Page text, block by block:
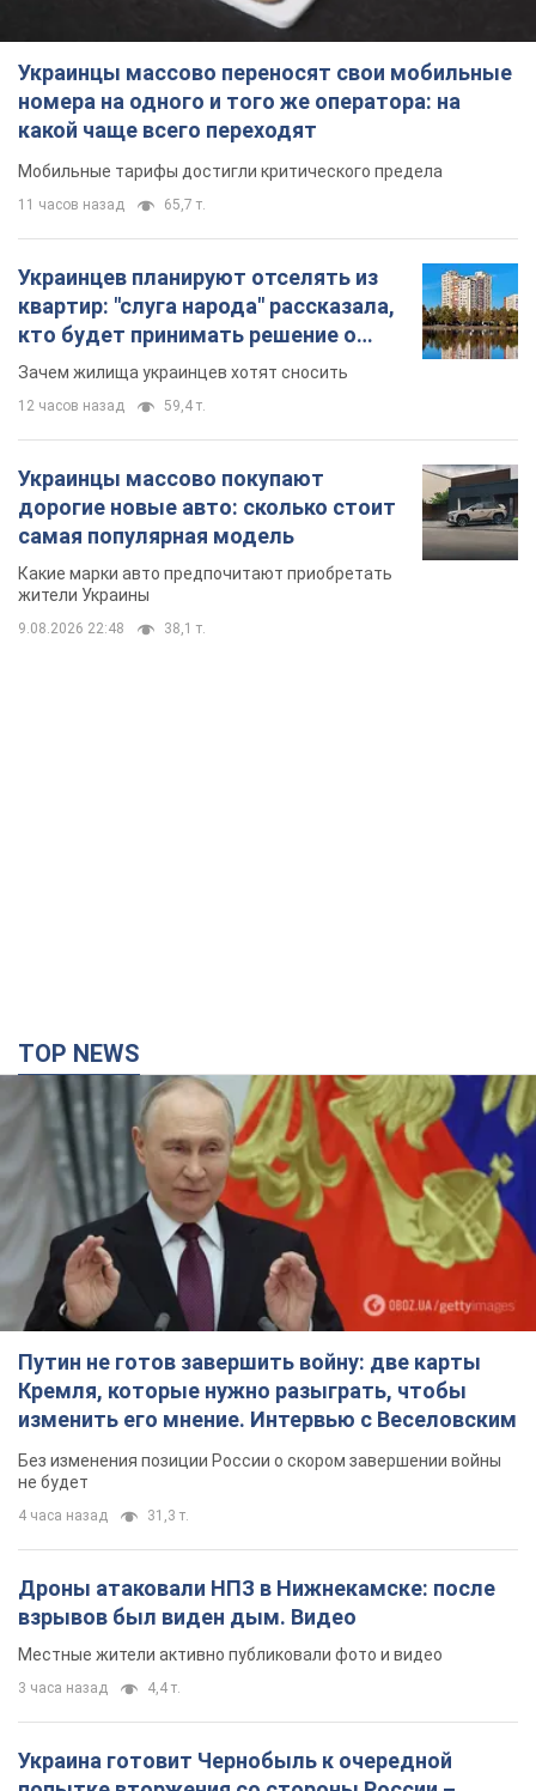
Украинцев планируют отселять из
квартир: "слуга народа" рассказала,
кто будет принимать решение о
сносе домов
Зачем жилища украинцев хотят сносить
12 часов назад 59,4 т.
Украинцы массово покупают
дорогие новые авто: сколько стоит
самая популярная модель
Какие марки авто предпочитают приобретать
Путин не готов завершить войну: две карты
Кремля, которые нужно разыграть, чтобы
изменить его мнение. Интервью с Веселовским
Без изменения позиции России о скором завершении войны
не будет
4 часа назад 31,3 т.
Дроны атаковали НПЗ в Нижнекамске: после
взрывов был виден дым. Видео
Местные жители активно публиковали фото и видео
3 часа назад
Украина готовит Чернобыль к очередной
попытке вторжения со стороны России –
медиа
Журналисты рассказали, что происходит в зоне
6 часов назад 17,8 т.